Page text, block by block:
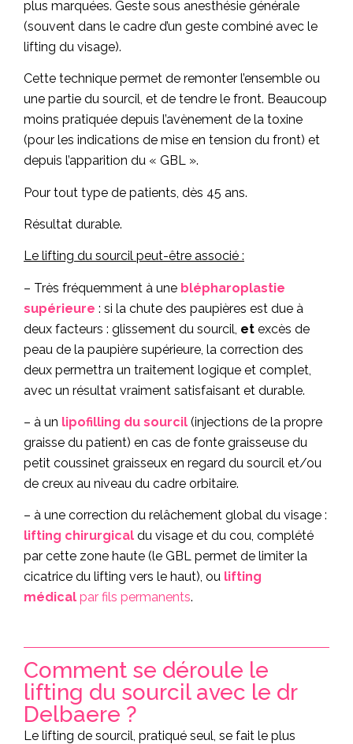
plus marquées. Geste sous anesthésie générale
(souvent dans le cadre d’un geste combiné avec le
lifting du visage).
Cette technique permet de remonter l’ensemble ou
une partie du sourcil, et de tendre le front. Beaucoup
moins pratiquée depuis l’avènement de la toxine
(pour les indications de mise en tension du front) et
depuis l’apparition du « GBL ».
Pour tout type de patients, dès 45 ans.
Résultat durable.
Le lifting du sourcil peut-être associé :
– Très fréquemment à une blépharoplastie
supérieure : si la chute des paupières est due à
deux facteurs : glissement du sourcil, et excès de
peau de la paupière supérieure, la correction des
deux permettra un traitement logique et complet,
avec un résultat vraiment satisfaisant et durable.
– à un lipofilling du sourcil (injections de la propre
graisse du patient) en cas de fonte graisseuse du
petit coussinet graisseux en regard du sourcil et/ou
de creux au niveau du cadre orbitaire.
– à une correction du relâchement global du visage :
lifting chirurgical du visage et du cou, complété
par cette zone haute (le GBL permet de limiter la
cicatrice du lifting vers le haut), ou lifting
médical par fils permanents.
Comment se déroule le
lifting du sourcil avec le dr
Delbaere ?
Le lifting de sourcil, pratiqué seul, se fait le plus